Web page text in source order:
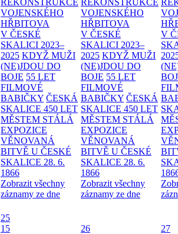
REKONSTRUKCE
VOJENSKÉHO
HŘBITOVA
V ČESKÉ
SKALICI 2023–
2025 KDYŽ MUŽI
(NE)JDOU DO
BOJE 55 LET
FILMOVÉ
BABIČKY ČESKÁ
SKALICE 450 LET
MĚSTEM STÁLÁ
EXPOZICE
VĚNOVANÁ
BITVĚ U ČESKÉ
SKALICE 28. 6.
1866
Zobrazit všechny
záznamy ze dne
REKONSTRUKCE
VOJENSKÉHO
HŘBITOVA
V ČESKÉ
SKALICI 2023–
2025 KDYŽ MUŽI
(NE)JDOU DO
BOJE 55 LET
FILMOVÉ
BABIČKY ČESKÁ
SKALICE 450 LET
MĚSTEM STÁLÁ
EXPOZICE
VĚNOVANÁ
BITVĚ U ČESKÉ
SKALICE 28. 6.
1866
Zobrazit všechny
záznamy ze dne
V
25
15
26 27